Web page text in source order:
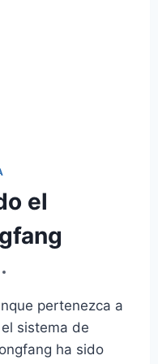
el
pertenezca a
sistema de
ha sido